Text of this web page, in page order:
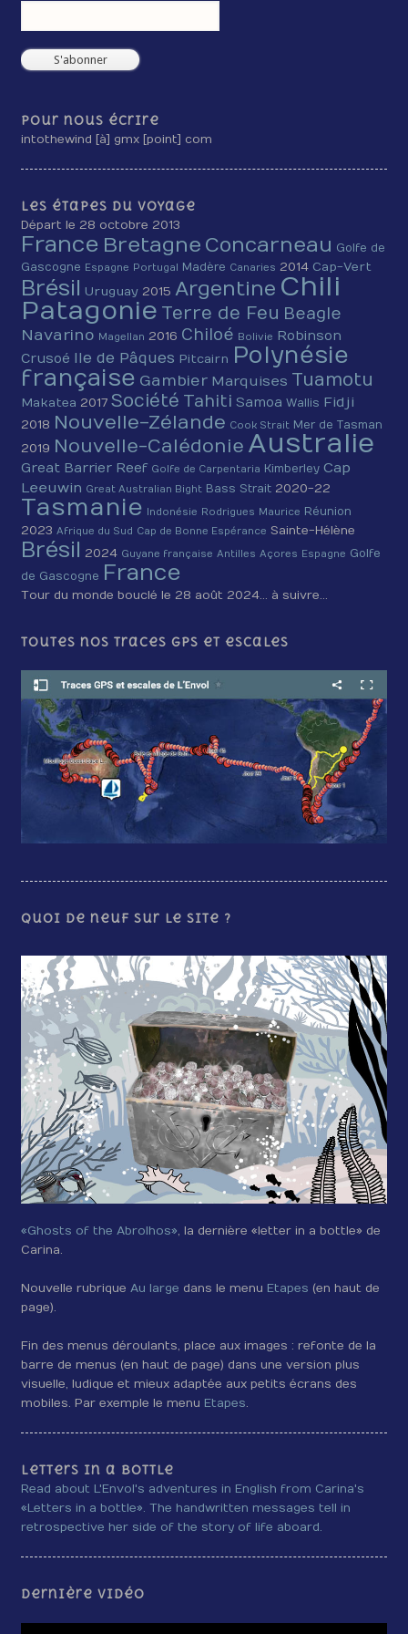
Pour nous écrire
intothewind [à] gmx [point] com
Les étapes du voyage
Départ le 28 octobre 2013
France Bretagne Concarneau Golfe de
Gascogne Espagne Portugal Madère Canaries 2014 Cap-Vert
Brésil Uruguay 2015Argentine Chili
Patagonie Terre de Feu Beagle
Navarino Magellan 2016 Chiloé Bolivie Robinson
Crusoé Ile de Pâques Pitcairn Polynésie
française Gambier Marquises Tuamotu
Makatea 2017Société Tahiti Samoa Wallis Fidji
2018 Nouvelle-Zélande Cook Strait Mer de Tasman
2019 Nouvelle-Calédonie Australie
Great Barrier Reef Golfe de Carpentaria Kimberley Cap
Leeuwin Great Australian Bight Bass Strait 2020-22
Tasmanie Indonésie Rodrigues Maurice Réunion
2023Afrique du Sud Cap de Bonne Espérance Sainte-Hélène
Brésil 2024 Guyane française Antilles Açores Espagne Golfe
de Gascogne France
Tour du monde bouclé le 28 août 2024… à suivre…
Toutes nos traces GPS et escales
Quoi de neuf sur le site ?
«Ghosts of the Abrolhos», la dernière «letter in a bottle» de
Carina.
Nouvelle rubriqueAu large dans le menu Etapes (en haut de
page).
Fin des menus déroulants, place aux images : refonte de la
barre de menus (en haut de page) dans une version plus
visuelle, ludique et mieux adaptée aux petits écrans des
mobiles. Par exemple le menu Etapes.
Letters in a bottle
Read about L'Envol's adventures in English from Carina's
«Letters in a bottle». The handwritten messages tell in
retrospective her side of the story of life aboard.
Dernière vidéo